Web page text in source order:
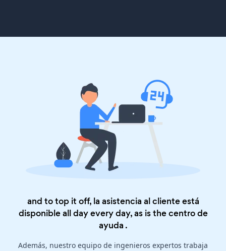
and to top it off, la asistencia al cliente está
disponible all day every day, as is thecentro de
ayuda .
Además, nuestro equipo de ingenieros expertos trabaja